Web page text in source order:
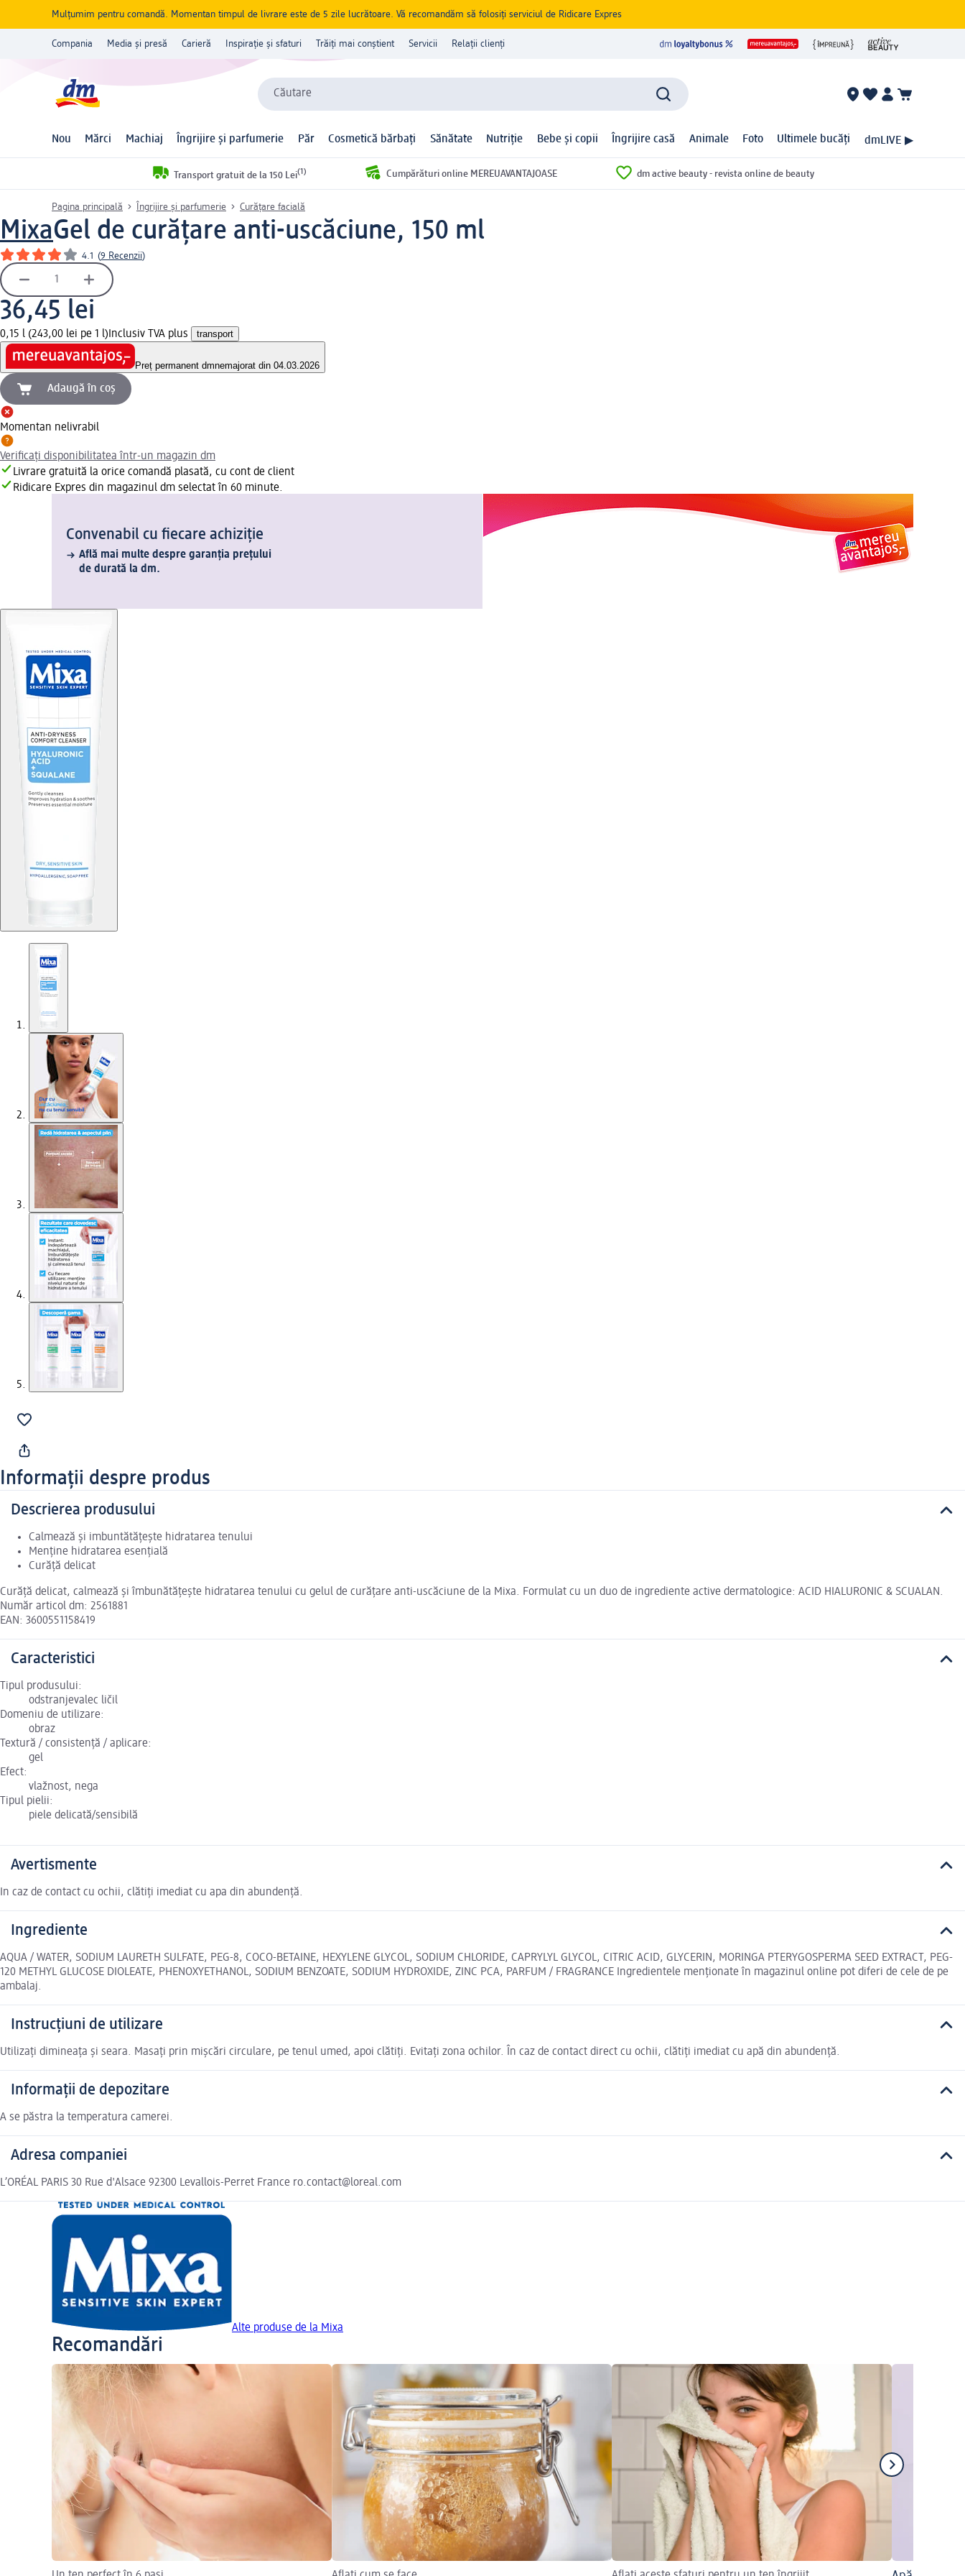
Mulțumim pentru comandă. Momentan timpul de livrare este de 5 zile lucrătoare. Vă recomandăm să folosiți serviciul de Ridicare Expres
Compania Media și presă Carieră Inspirație și sfaturi Trăiți mai conștient Servicii Relații clienți
Căutare
Nou Mărci Machiaj Îngrijire și parfumerie Păr Cosmetică bărbați Sănătate Nutriție Bebe și copii Îngrijire casă Animale Foto Ultimele bucăți dmLIVE ▶
Transport gratuit de la 150 Lei(1) Cumpărături online MEREUAVANTAJOASE dm active beauty - revista online de beauty
Pagina principală Îngrijire și parfumerie Curățare facială
MixaGel de curățare anti-uscăciune, 150 ml
4.1 (9 Recenzii)
36,45 lei
0,15 l (243,00 lei pe 1 l) Inclusiv TVA plus transport
Preț permanent dmnemajorat din 04.03.2026
Adaugă în coș
Momentan nelivrabil
Verificați disponibilitatea într-un magazin dm
Livrare gratuită la orice comandă plasată, cu cont de client
Ridicare Expres din magazinul dm selectat în 60 minute.
Convenabil cu fiecare achiziție
Află mai multe despre garanția prețului
de durată la dm.
Informații despre produs
Descrierea produsului
Calmează și imbuntătățește hidratarea tenului
Menține hidratarea esențială
Curăță delicat
Curăță delicat, calmează și îmbunătățește hidratarea tenului cu gelul de curățare anti-uscăciune de la Mixa. Formulat cu un duo de ingrediente active dermatologice: ACID HIALURONIC & SCUALAN.
Număr articol dm: 2561881
EAN: 3600551158419
Caracteristici
Tipul produsului:
odstranjevalec ličil
Domeniu de utilizare:
obraz
Textură / consistență / aplicare:
gel
Efect:
vlažnost, nega
Tipul pielii:
piele delicată/sensibilă
Avertismente
In caz de contact cu ochii, clătiți imediat cu apa din abundență.
Ingrediente
AQUA / WATER, SODIUM LAURETH SULFATE, PEG-8, COCO-BETAINE, HEXYLENE GLYCOL, SODIUM CHLORIDE, CAPRYLYL GLYCOL, CITRIC ACID, GLYCERIN, MORINGA PTERYGOSPERMA SEED EXTRACT, PEG-
120 METHYL GLUCOSE DIOLEATE, PHENOXYETHANOL, SODIUM BENZOATE, SODIUM HYDROXIDE, ZINC PCA, PARFUM / FRAGRANCE Ingredientele menționate în magazinul online pot diferi de cele de pe
ambalaj.
Instrucțiuni de utilizare
Utilizați dimineața și seara. Masați prin mișcări circulare, pe tenul umed, apoi clătiți. Evitați zona ochilor. În caz de contact direct cu ochii, clătiți imediat cu apă din abundență.
Informații de depozitare
A se păstra la temperatura camerei.
Adresa companiei
L’ORÉAL PARIS 30 Rue d'Alsace 92300 Levallois-Perret France ro.contact@loreal.com
Alte produse de la Mixa
Recomandări